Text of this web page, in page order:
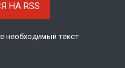
НА RSS
необходимый текст